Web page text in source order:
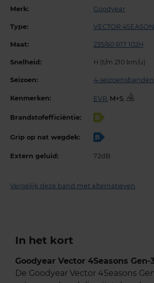
Merk: Goodyear
Type: VECTOR
Maat: 235/60 R17 102H
Snelheid: H (t/m 210 km/u)
Seizoen: 4-seizoensbanden
Kenmerken: EVR ,
Brandstofefficiëntie: B
Grip op nat wegdek: B
Extern geluid: 72dB
Vergelijk deze band met alternatieven
In het kort
Goodyear Vector 4Seasons Gen-
De Goodyear Vector 4Seasons